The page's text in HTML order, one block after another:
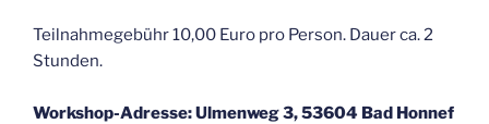
Teilnahmegebühr 10,00 Euro pro Person. Dauer ca. 2
Stunden.
Workshop-Adresse: Ulmenweg 3, 53604 Bad Honnef